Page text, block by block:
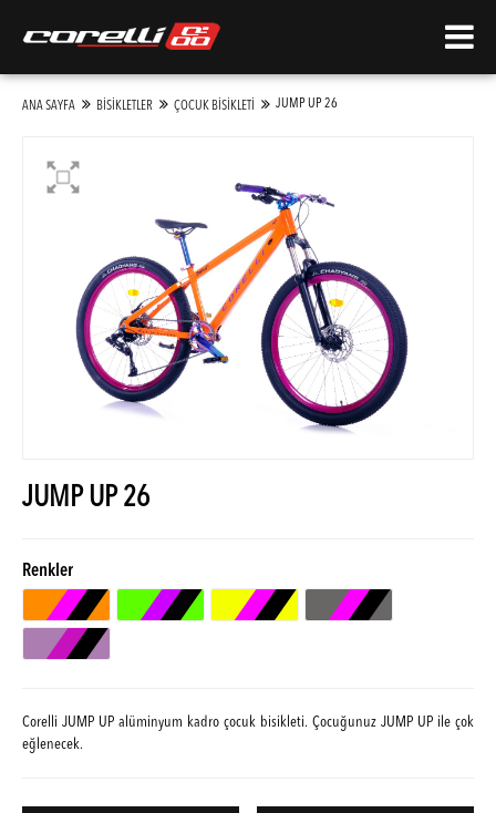
ANA SAYFA BİSİKLETLER ÇOCUK BİSİKLETİ JUMP UP 26
JUMP UP 26
Renkler
Corelli JUMP UP alüminyum kadro çocuk bisikleti. Çocuğunuz JUMP UP ile çok
eğlenecek.